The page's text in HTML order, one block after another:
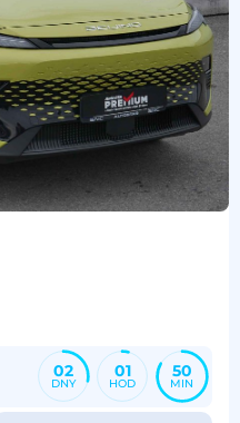
02
DNY
01
HOD
50
MIN